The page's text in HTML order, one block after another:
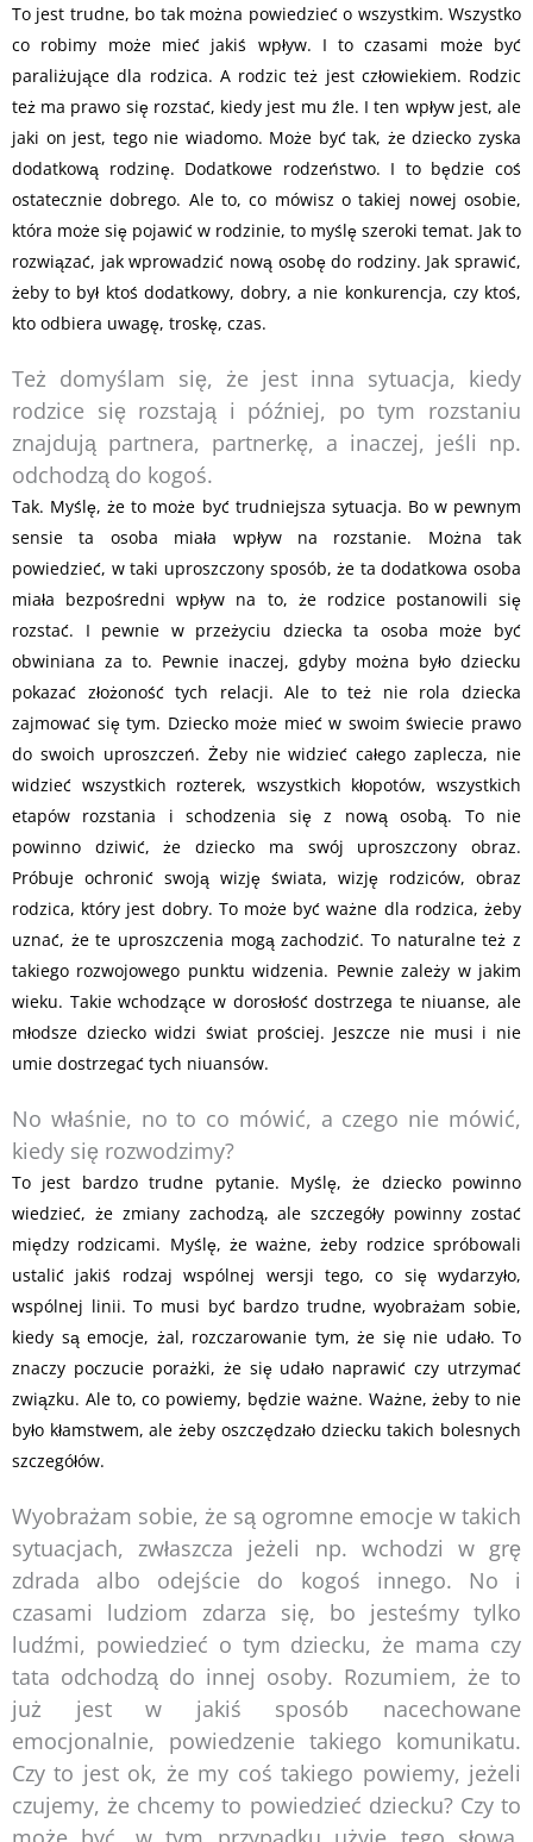
To jest trudne, bo tak można powiedzieć o wszystkim. Wszystko
co robimy może mieć jakiś wpływ. I to czasami może być
paraliżujące dla rodzica. A rodzic też jest człowiekiem. Rodzic
też ma prawo się rozstać, kiedy jest mu źle. I ten wpływ jest, ale
jaki on jest, tego nie wiadomo. Może być tak, że dziecko zyska
dodatkową rodzinę. Dodatkowe rodzeństwo. I to będzie coś
ostatecznie dobrego. Ale to, co mówisz o takiej nowej osobie,
która może się pojawić w rodzinie, to myślę szeroki temat. Jak to
rozwiązać, jak wprowadzić nową osobę do rodziny. Jak sprawić,
żeby to był ktoś dodatkowy, dobry, a nie konkurencja, czy ktoś,
kto odbiera uwagę, troskę, czas.
Też domyślam się, że jest inna sytuacja, kiedy
rodzice się rozstają i później, po tym rozstaniu
znajdują partnera, partnerkę, a inaczej, jeśli np.
odchodzą do kogoś.
Tak. Myślę, że to może być trudniejsza sytuacja. Bo w pewnym
sensie ta osoba miała wpływ na rozstanie. Można tak
powiedzieć, w taki uproszczony sposób, że ta dodatkowa osoba
miała bezpośredni wpływ na to, że rodzice postanowili się
rozstać. I pewnie w przeżyciu dziecka ta osoba może być
obwiniana za to. Pewnie inaczej, gdyby można było dziecku
pokazać złożoność tych relacji. Ale to też nie rola dziecka
zajmować się tym. Dziecko może mieć w swoim świecie prawo
do swoich uproszczeń. Żeby nie widzieć całego zaplecza, nie
widzieć wszystkich rozterek, wszystkich kłopotów, wszystkich
etapów rozstania i schodzenia się z nową osobą. To nie
powinno dziwić, że dziecko ma swój uproszczony obraz.
Próbuje ochronić swoją wizję świata, wizję rodziców, obraz
rodzica, który jest dobry. To może być ważne dla rodzica, żeby
uznać, że te uproszczenia mogą zachodzić. To naturalne też z
takiego rozwojowego punktu widzenia. Pewnie zależy w jakim
wieku. Takie wchodzące w dorosłość dostrzega te niuanse, ale
młodsze dziecko widzi świat prościej. Jeszcze nie musi i nie
umie dostrzegać tych niuansów.
No właśnie, no to co mówić, a czego nie mówić,
kiedy się rozwodzimy?
To jest bardzo trudne pytanie. Myślę, że dziecko powinno
wiedzieć, że zmiany zachodzą, ale szczegóły powinny zostać
między rodzicami. Myślę, że ważne, żeby rodzice spróbowali
ustalić jakiś rodzaj wspólnej wersji tego, co się wydarzyło,
wspólnej linii. To musi być bardzo trudne, wyobrażam sobie,
kiedy są emocje, żal, rozczarowanie tym, że się nie udało. To
znaczy poczucie porażki, że się udało naprawić czy utrzymać
związku. Ale to, co powiemy, będzie ważne. Ważne, żeby to nie
było kłamstwem, ale żeby oszczędzało dziecku takich bolesnych
szczegółów.
Wyobrażam sobie, że są ogromne emocje w takich
sytuacjach, zwłaszcza jeżeli np. wchodzi w grę
zdrada albo odejście do kogoś innego. No i
czasami ludziom zdarza się, bo jesteśmy tylko
ludźmi, powiedzieć o tym dziecku, że mama czy
tata odchodzą do innej osoby. Rozumiem, że to
już jest w jakiś sposób nacechowane
emocjonalnie, powiedzenie takiego komunikatu.
Czy to jest ok, że my coś takiego powiemy, jeżeli
czujemy, że chcemy to powiedzieć dziecku? Czy to